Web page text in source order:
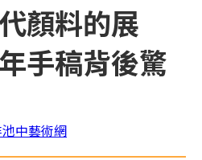
顏料的展
手稿背後驚
中藝術網